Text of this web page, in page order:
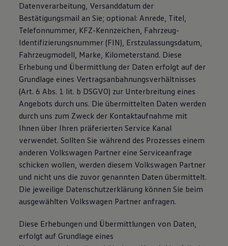
Datenverarbeitung, Versanddatum der
Bestätigungsmail an Sie; optional: Anrede, Titel,
Telefonnummer, KFZ-Kennzeichen, Fahrzeug-
Identifizierungsnummer (FIN), Erstzulassungsdatum,
Fahrzeugmodell, Marke, Kilometerstand. Diese
Erhebung und Übermittlung der Daten erfolgt auf der
Grundlage eines Vertragsanbahnungsverhältnisses
(Art. 6 Abs. 1 lit. b DSGVO) zur Unterbreitung eines
Angebots durch uns. Die übermittelten Daten werden
durch uns zum Zweck der Kontaktaufnahme mit
Ihnen über Ihren präferierten Service Kanal
verwendet. Sollten Sie während des Prozesses einem
anderen Volkswagen Partner eine Serviceanfrage
schicken wollen, werden diesem Volkswagen Partner
und nicht uns die zuvor genannten Daten übermittelt.
Die jeweilige Datenschutzerklärung können Sie beim
ausgewählten Volkswagen Partner anfragen.
Diese Erhebungen und Übermittlungen von Daten,
erfolgt auf Grundlage eines